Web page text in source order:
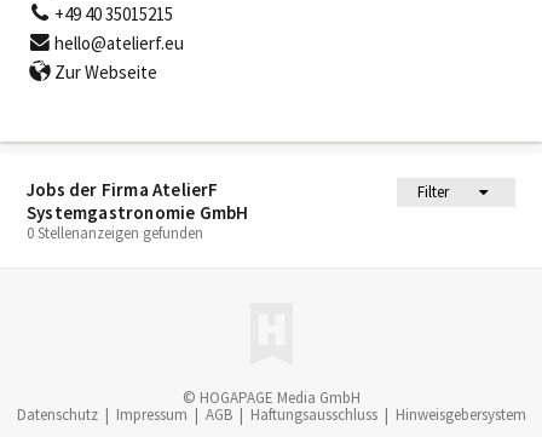
Jobs der Firma AtelierF
Systemgastronomie GmbH
Filter
0 Stellenanzeigen gefunden
+49 40 35015215
hello@atelierf.eu
Zur Webseite
© HOGAPAGE Media GmbH
Datenschutz | Impressum | AGB | Haftungsausschluss | Hinweisgebersystem